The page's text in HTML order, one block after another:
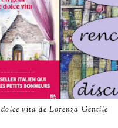
vita de Lorenza Gentile